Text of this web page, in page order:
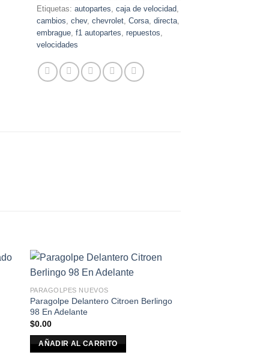
Etiquetas: autopartes caja de velocidad
cambios chev, chevrolet Corsa directa
embrague f1 autopartes repuestos
velocidades
PARAGOLPES NUEVOS
Paragolpe Delantero Citroen Berlingo
98 En Adelante
$0.00
AÑADIR AL CARRITO